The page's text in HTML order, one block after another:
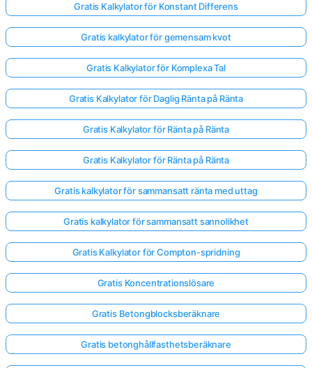
Gratis Kalkylator för Konstant Differens
Gratis kalkylator för gemensam kvot
Gratis Kalkylator för Komplexa Tal
Gratis Kalkylator för Daglig Ränta på Ränta
Gratis Kalkylator för Ränta på Ränta
Gratis Kalkylator för Ränta på Ränta
Gratis kalkylator för sammansatt ränta med uttag
Gratis kalkylator för sammansatt sannolikhet
Gratis Kalkylator för Compton-spridning
Gratis Koncentrationslösare
Gratis Betongblocksberäknare
Gratis betonghållfasthetsberäknare